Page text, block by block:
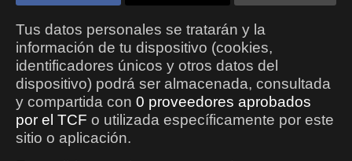
Tus datos personales se tratarán y la
información de tu dispositivo (cookies,
identificadores únicos y otros datos del
dispositivo) podrá ser almacenada, consultada
y compartida con 0 proveedores aprobados
por el TCF o utilizada específicamente por este
sitio o aplicación.